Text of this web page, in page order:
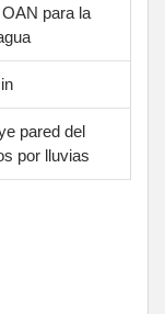
para la
pared del
por lluvias